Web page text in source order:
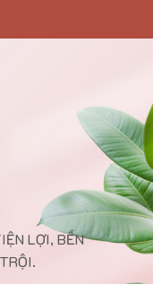
LỢI, BỀN